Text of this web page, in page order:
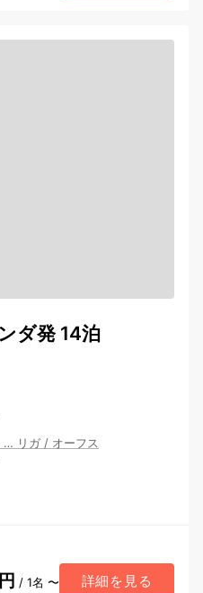
ダ発 14泊
… リガ / オーフス
/ 1名 〜 詳細を見る